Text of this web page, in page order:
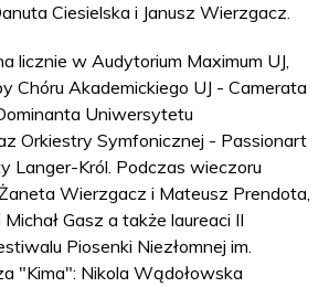
Ciesielska i Janusz Wierzgacz.
licznie w Audytorium Maximum UJ,
Chóru Akademickiego UJ - Camerata
Uniwersytetu
Orkiestry Symfonicznej - Passionart
Langer-Król. Podczas wieczoru
Wierzgacz i Mateusz Prendota,
Michał Gasz a także laureaci II
Piosenki Niezłomnej im.
"Kima": Nikola Wądołowska